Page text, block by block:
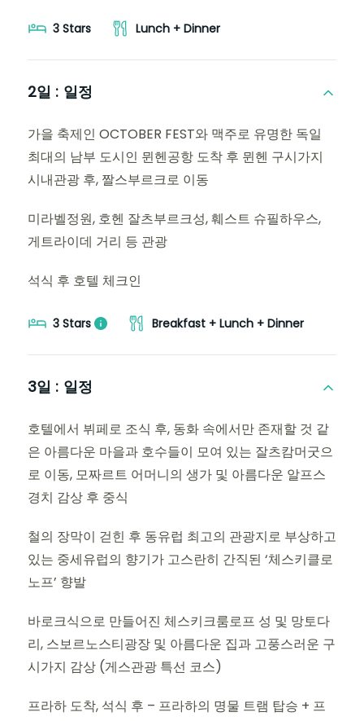
3 Stars Lunch + Dinner
2일 : 일정
가을 축제인 OCTOBER FEST와 맥주로 유명한 독일
최대의 남부 도시인 뮌헨공항 도착 후 뮌헨 구시가지
시내관광 후, 짤스부르크로 이동
미라벨정원, 호헨 잘츠부르크성, 훼스트 슈필하우스,
게트라이데 거리 등 관광
석식 후 호텔 체크인
3 Stars Breakfast + Lunch + Dinner
3일 : 일정
호텔에서 뷔페로 조식 후, 동화 속에서만 존재할 것 같
은 아름다운 마을과 호수들이 모여 있는 잘츠캄머굿으
로 이동, 모짜르트 어머니의 생가 및 아름다운 알프스
경치 감상 후 중식
철의 장막이 걷힌 후 동유럽 최고의 관광지로 부상하고
있는 중세유럽의 향기가 고스란히 간직된 ‘체스키클로
노프’ 향발
바로크식으로 만들어진 체스키크룸로프 성 및 망토다
리, 스보르노스티광장 및 아름다운 집과 고풍스러운 구
시가지 감상 (게스관광 특선 코스)
프라하 도착, 석식 후 – 프라하의 명물 트램 탑승 + 프